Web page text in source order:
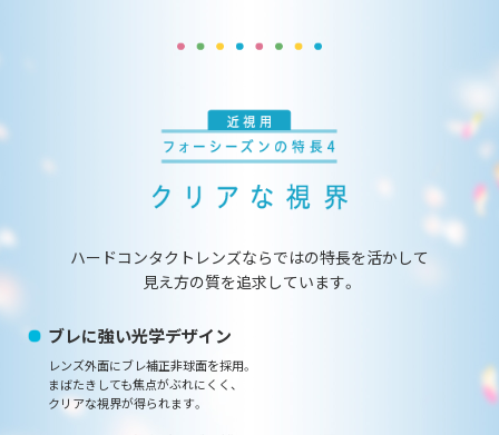
ハードコンタクトレンズならではの特長を活かして
見え方の質を追求しています。
ブレに強い光学デザイン
レンズ外面にブレ補正非球面を採用。
まばたきしても焦点がぶれにくく、
クリアな視界が得られます。